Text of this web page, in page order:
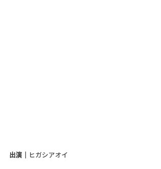
出演｜ ヒガシアオイ